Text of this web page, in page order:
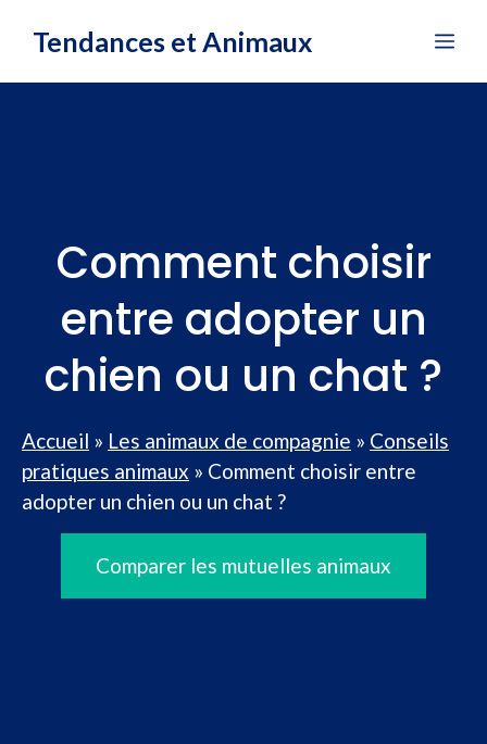
Tendances et Animaux
Comment choisir
entre adopter un
chien ou un chat ?
Accueil » Les animaux de compagnie » Conseils
pratiques animaux » Comment choisir entre
adopter un chien ou un chat ?
Comparer les mutuelles animaux